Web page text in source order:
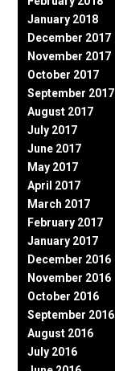
January 2018
December 2017
November 2017
October 2017
September 2017
August 2017
July 2017
June 2017
May 2017
April 2017
March 2017
February 2017
January 2017
December 2016
November 2016
October 2016
September 2016
August 2016
July 2016